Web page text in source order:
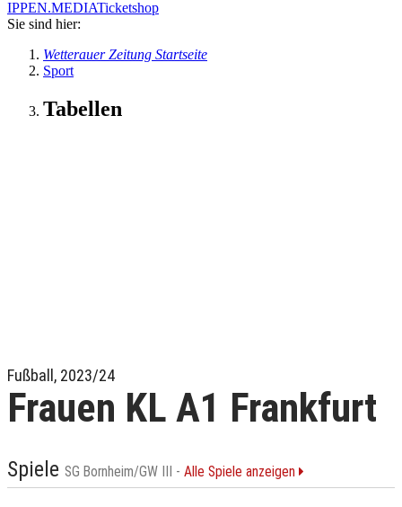
IPPEN.MEDIATicketshop
Sie sind hier:
Wetterauer Zeitung Startseite
Sport
Tabellen
Fußball, 2023/24
Frauen KL A1 Frankfurt
Spiele SG Bornheim/GW III - Alle Spiele anzeigen